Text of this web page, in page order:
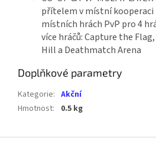
přítelem v místní kooperaci
místních hrách PvP pro 4
více hráčů: Capture the
Hill a Deathmatch Arena
Doplňkové parametry
Kategorie: Akční
Hmotnost: 0.5 kg